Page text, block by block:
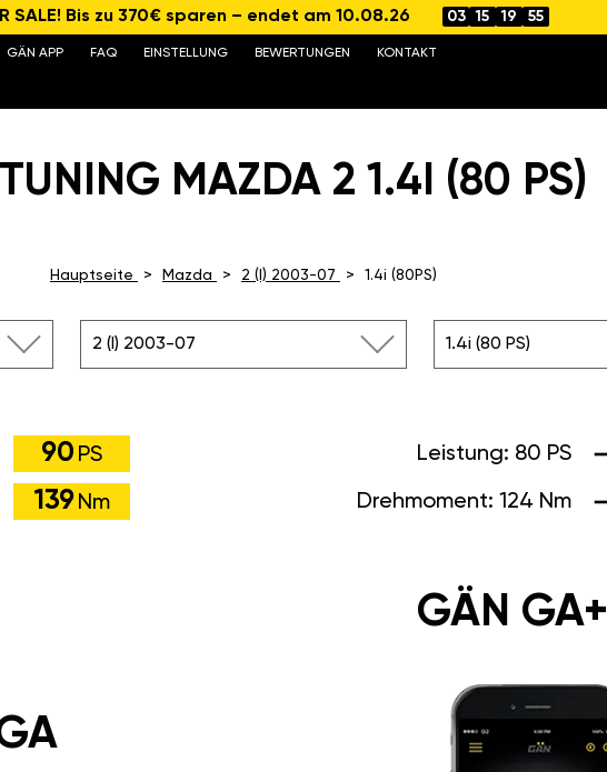
SALE! Bis zu 370€ sparen – endet am 10.08.26 03 15 19 54
GÄN APP FAQ EINSTELLUNG BEWERTUNGEN
KONTAKT
MAZDA 2 1.4I (80 PS)
Hauptseite Mazda 2 (I) 2003-07 1.4i (80PS)
2 (I) 2003-07 1.4i (80 PS)
Leistung: 80 PS
Drehmoment: 124 Nm
90 PS
139 Nm
GÄN GA+